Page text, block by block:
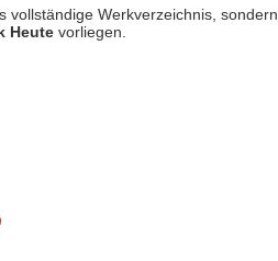
vollständige Werkverzeichnis,
Heutevorliegen.